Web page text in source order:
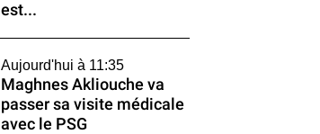
est...
Aujourd'hui à 11:35
Maghnes Akliouche va
passer sa visite médicale
avec le PSG